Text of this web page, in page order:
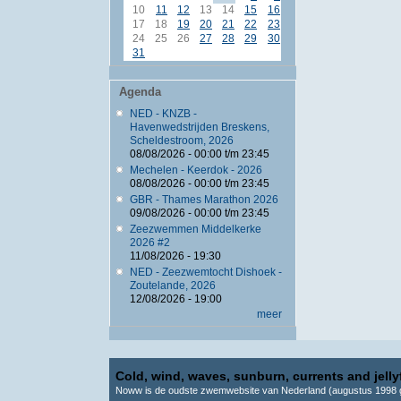
10
11 12 13 14 15
16
17
18 19 20 21 22
23
24
25 26 27 28 29
30
31
Agenda
NED - KNZB -
Havenwedstrijden Breskens,
Scheldestroom, 2026
08/08/2026 - 00:00t/m 23:45
Mechelen - Keerdok - 2026
08/08/2026 - 00:00t/m 23:45
GBR - Thames Marathon 2026
09/08/2026 - 00:00t/m 23:45
Zeezwemmen Middelkerke
2026 #2
11/08/2026 - 19:30
NED - Zeezwemtocht Dishoek -
Zoutelande, 2026
12/08/2026 - 19:00
meer
Cold, wind, waves, sunburn, currents and
Noww is de oudste zwemwebsite van Nederland (augustus 1998